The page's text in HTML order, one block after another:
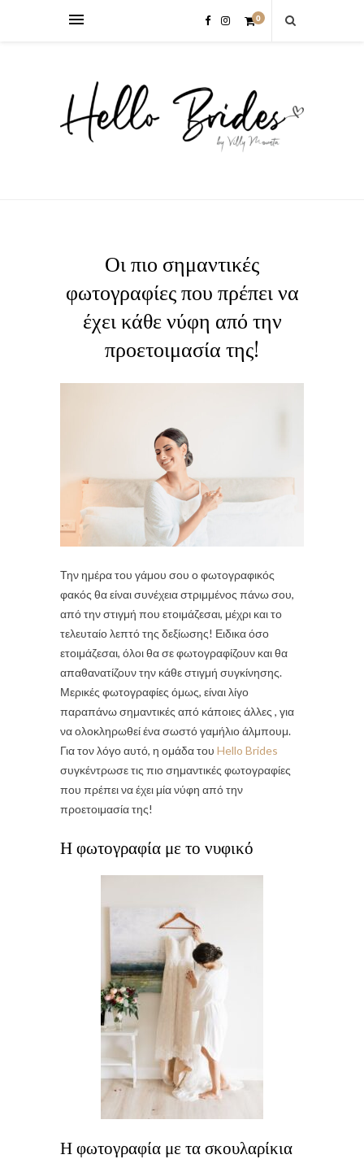
0
Οι πιο σημαντικές
φωτογραφίες που πρέπει να
έχει κάθε νύφη από την
προετοιμασία της!
Την ημέρα του γάμου σου ο φωτογραφικός
φακός θα είναι συνέχεια στριμμένος πάνω σου,
από την στιγμή που ετοιμάζεσαι, μέχρι και το
τελευταίο λεπτό της δεξίωσης! Ειδικα όσο
ετοιμάζεσαι, όλοι θα σε φωτογραφίζουν και θα
απαθανατίζουν την κάθε στιγμή συγκίνησης.
Μερικές φωτογραφίες όμως, είναι λίγο
παραπάνω σημαντικές από κάποιες άλλες , για
να ολοκληρωθεί ένα σωστό γαμήλιο άλμπουμ.
Για τον λόγο αυτό, η ομάδα του Hello Brides
συγκέντρωσε τις πιο σημαντικές φωτογραφίες
που πρέπει να έχει μία νύφη από την
προετοιμασία της!
Η φωτογραφία με το νυφικό
Η φωτογραφία με τα σκουλαρίκια